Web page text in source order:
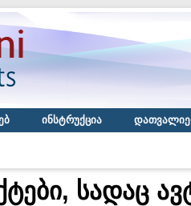
ინსტრუქცია
სადაც